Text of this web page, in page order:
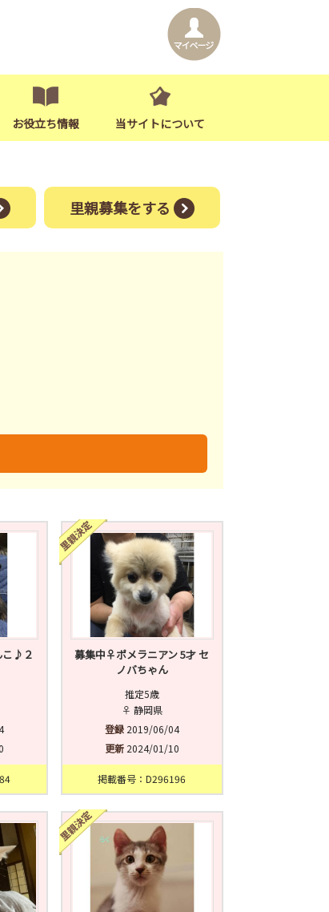
お役立ち情報 当サイトについて
里親募集をする
こ♪２
募集中♀ポメラニアン 5才 セ
ノバちゃん
推定5歳
♀ 静岡県
登録2019/06/04
更新2024/01/10
掲載番号：D296196